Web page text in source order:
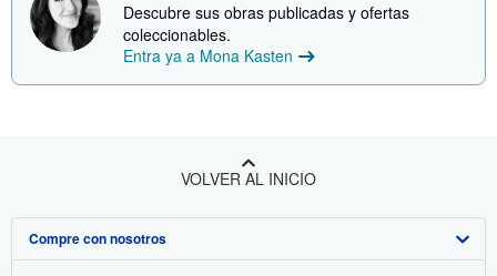
Descubre sus obras publicadas y ofertas
coleccionables.
Entra ya a Mona Kasten
VOLVER AL INICIO
Compre con nosotros